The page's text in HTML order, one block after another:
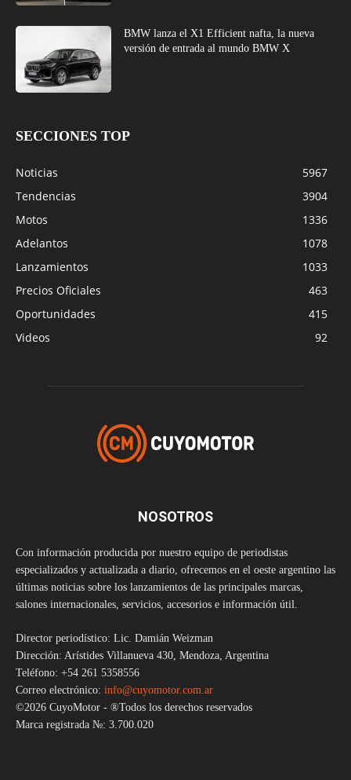
BMW lanza el X1 Efficient nafta, la nueva
versión de entrada al mundo BMW X
SECCIONES TOP
Noticias
5967
Tendencias
3904
Motos
1336
Adelantos
1078
Lanzamientos
1033
Precios Oficiales
463
Oportunidades
415
Videos
92
NOSOTROS
Con información producida por nuestro equipo de periodistas
especializados y actualizada a diario, ofrecemos en el oeste argentino las
últimas noticias sobre los lanzamientos de las principales marcas,
salones internacionales, servicios, accesorios e información útil.
Director periodístico: Lic. Damián Weizman
Dirección: Arístides Villanueva 430, Mendoza, Argentina
Teléfono: +54 261 5358556
Correo electrónico: info@cuyomotor.com.ar
©2026 CuyoMotor - ®Todos los derechos reservados
Marca registrada №: 3.700.020